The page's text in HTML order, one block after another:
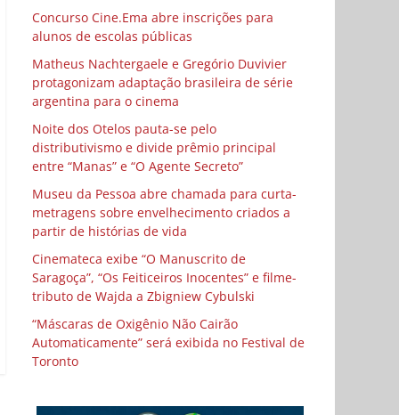
Concurso Cine.Ema abre inscrições para
alunos de escolas públicas
Matheus Nachtergaele e Gregório Duvivier
protagonizam adaptação brasileira de série
argentina para o cinema
Noite dos Otelos pauta-se pelo
distributivismo e divide prêmio principal
entre “Manas” e “O Agente Secreto”
Museu da Pessoa abre chamada para curta-
metragens sobre envelhecimento criados a
partir de histórias de vida
Cinemateca exibe “O Manuscrito de
Saragoça”, “Os Feiticeiros Inocentes” e filme-
tributo de Wajda a Zbigniew Cybulski
“Máscaras de Oxigênio Não Cairão
Automaticamente” será exibida no Festival de
Toronto